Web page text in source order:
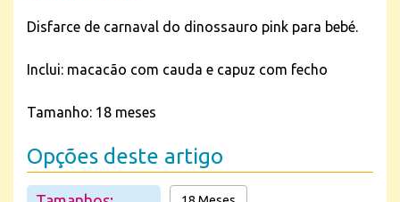
Disfarce de carnaval do dinossauro pink para bebé.
Inclui: macacão com cauda e capuz com fecho
Tamanho: 18 meses
Opções deste artigo